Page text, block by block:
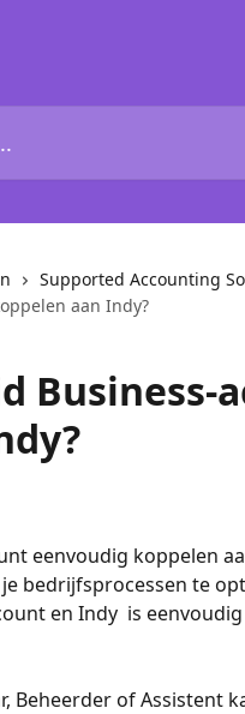
Supported Accounting
aan Indy?
Business-
eenvoudig koppelen
bedrijfsprocessen te
en Indy  is
Beheerder of Assistent